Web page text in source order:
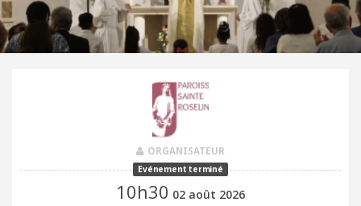
ORGANISATEUR
10h30 02 août 2026